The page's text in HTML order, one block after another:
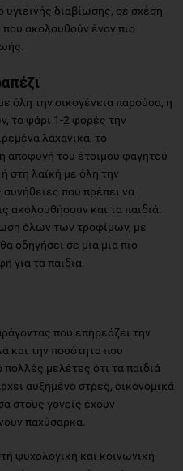
διαβίωσης, σε σχέση
ακολουθούν έναν πιο
όλη την οικογένεια παρούσα, η
το ψάρι 1-2 φορές την
λαχανικά, το
αποφυγή του έτοιμου φαγητού
στη λαϊκή με όλη την
συνήθειες που πρέπει να
ακολουθήσουν και τα παιδιά.
όλων των τροφίμων, με
οδηγήσει σε μια μια πιο
για τα παιδιά.
που επηρεάζει την
και την ποσότητα που
μελέτες ότι τα παιδιά
αυξημένο στρες, οικονομικά
στους γονείς έχουν
παχύσαρκα.
ψυχολογική και κοινωνική